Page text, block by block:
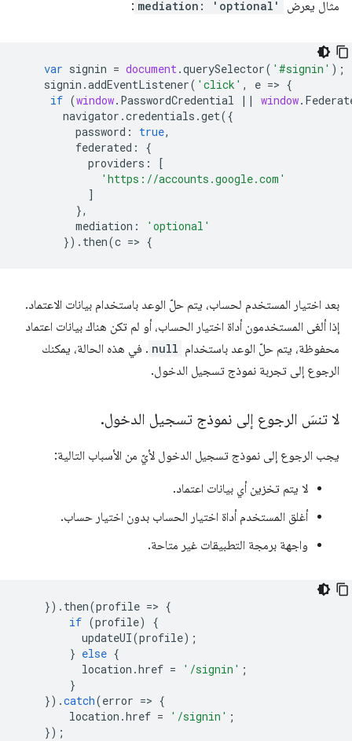
مثال يعرض mediation: 'optional'
:
var signin = document.querySelector( '#signin' );
signin .addEventListener( 'click' , e => {
if (window. PasswordCredential || window.
navigator .credentials .get({
password : true,
federated :
{
providers :
[
'https://accounts.google.com'
]
},
mediation :
'optional'
}). then(c => {
بعد اختيار المستخدم لحساب، يتم حلّ الوعد باستخدام بيانات الاعتماد.
إذا ألغى المستخدمون أداة اختيار الحساب، أو لم تكن هناك بيانات اعتماد
محفوظة، يتم حلّ الوعد باستخدام null . في هذه الحالة، يمكنك
الرجوع إلى تجربة نموذج تسجيل الدخول.
لا تنسَ الرجوع إلى نموذج تسجيل الدخول.
يجب الرجوع إلى نموذج تسجيل الدخول لأيّ من الأسباب التالية:
لا يتم تخزين أي بيانات اعتماد.
أغلق المستخدم أداة اختيار الحساب بدون اختيار حساب.
واجهة برمجة التطبيقات غير متاحة.
}). then(profile => {
if (profile)
{
updateUI(profile);
} else {
location .href = '/signin' ;
}
}).catch(error => {
location .href = '/signin' ;
});